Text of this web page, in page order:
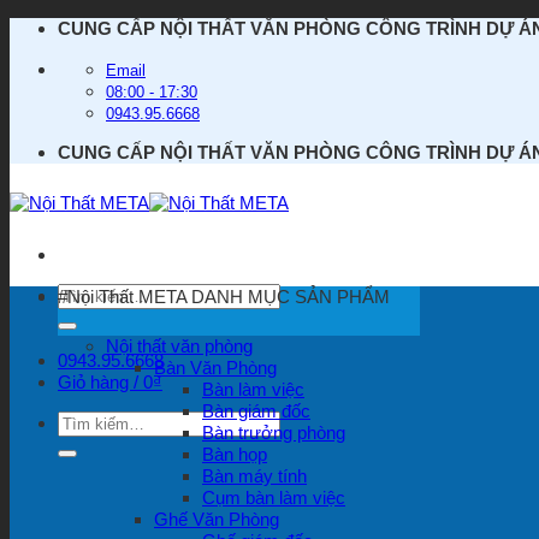
CUNG CẤP NỘI THẤT VĂN PHÒNG CÔNG TRÌNH DỰ
Email
08:00 - 17:30
0943.95.6668
CUNG CẤP NỘI THẤT VĂN PHÒNG CÔNG TRÌNH DỰ
Tìm
kiếm:
0943.95.6668
Giỏ hàng / 0₫
Tìm
kiếm:
#Nội Thất METADANH MỤC SẢN PHẨM
Nội thất văn phòng
Bàn Văn Phòng
Bàn làm việc
Bàn giám đốc
Bàn trưởng phòng
Bàn họp
Bàn máy tính
Cụm bàn làm việc
Ghế Văn Phòng